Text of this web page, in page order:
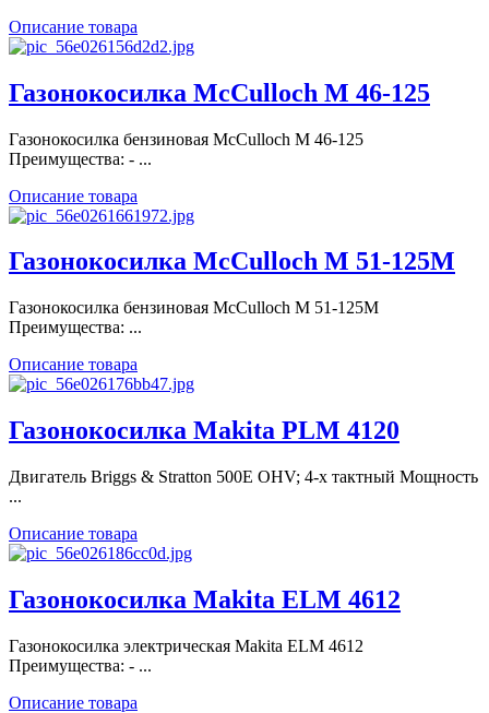
Описание товара
Газонокосилка McCulloch M 46-125
Газонокосилка бензиновая McCulloch M 46-125
Преимущества: - ...
Описание товара
Газонокосилка McCulloch M 51-125M
Газонокосилка бензиновая McCulloch M 51-125M
Преимущества: ...
Описание товара
Газонокосилка Makita PLM 4120
Двигатель Briggs & Stratton 500E OHV; 4-х тактный Мощность
...
Описание товара
Газонокосилка Makita ELM 4612
Газонокосилка электрическая Makita ELM 4612
Преимущества: - ...
Описание товара